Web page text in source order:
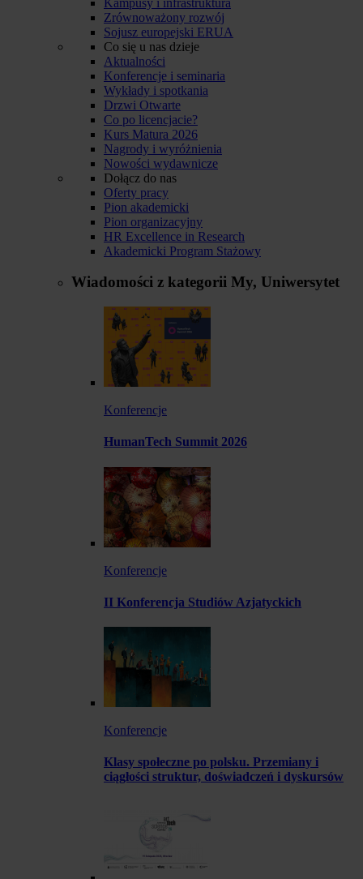
Zrównoważony rozwój
Sojusz europejski ERUA
Co się u nas dzieje
Aktualności
Konferencje i seminaria
Wykłady i spotkania
Drzwi Otwarte
Co po licencjacie?
Kurs Matura 2026
Nagrody i wyróżnienia
Nowości wydawnicze
Dołącz do nas
Oferty pracy
Pion akademicki
Pion organizacyjny
HR Excellence in Research
Akademicki Program Stażowy
Wiadomości z kategorii My, Uniwersytet
Konferencje
HumanTech Summit 2026
Konferencje
II Konferencja Studiów Azjatyckich
Konferencje
Klasy społeczne po polsku. Przemiany i
ciągłości struktur, doświadczeń i dyskursów